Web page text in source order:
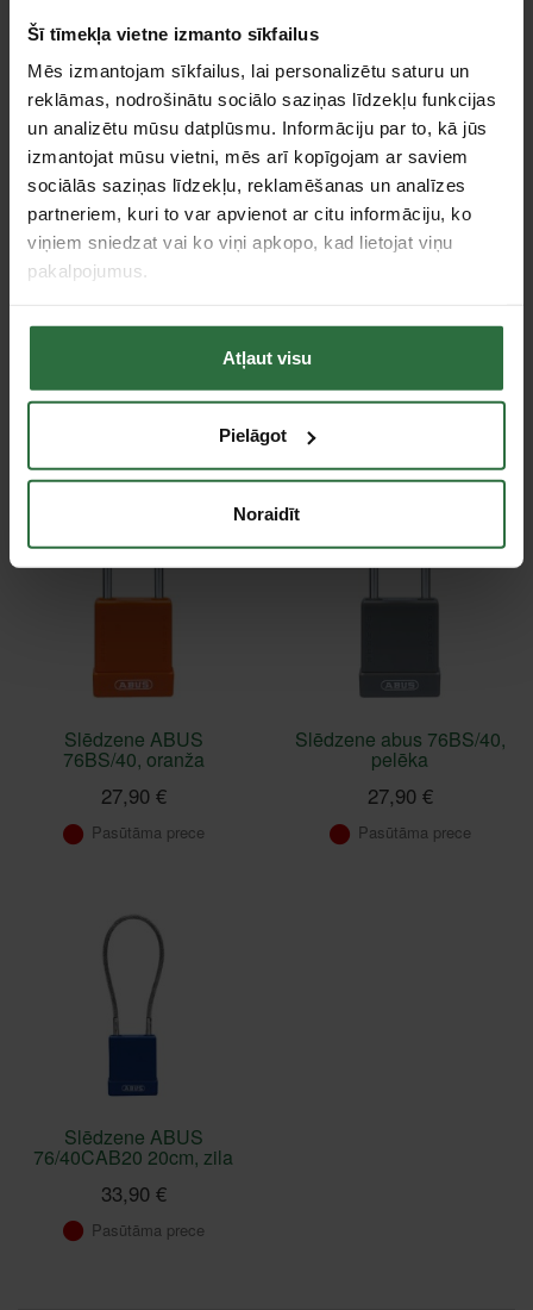
Šī tīmekļa vietne izmanto sīkfailus
Mēs izmantojam sīkfailus, lai personalizētu saturu un
reklāmas, nodrošinātu sociālo saziņas līdzekļu funkcijas
un analizētu mūsu datplūsmu. Informāciju par to, kā jūs
izmantojat mūsu vietni, mēs arī kopīgojam ar saviem
sociālās saziņas līdzekļu, reklamēšanas un analīzes
partneriem, kuri to var apvienot ar citu informāciju, ko
viņiem sniedzat vai ko viņi apkopo, kad lietojat viņu
pakalpojumus.
Atļaut visu
Pielāgot
Noraidīt
27,90 € 27,90 €
Slēdzene ABUS
76BS/40, oranža
27,90 €
Pasūtāma prece
Slēdzene abus 76BS/40,
pelēka
27,90 €
Pasūtāma prece
Slēdzene ABUS
76/40CAB20 20cm, zila
33,90 €
Pasūtāma prece